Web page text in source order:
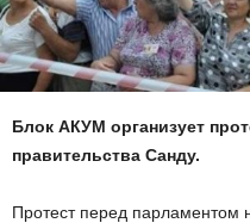
Блок АКУМ организует
правительства Санду.
Протест перед парламентом